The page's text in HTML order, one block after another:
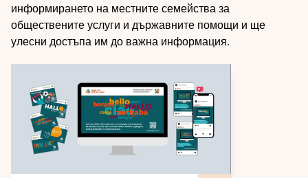
информирането на местните семейства за
обществените услуги и държавните помощи и ще
улесни достъпа им до важна информация.